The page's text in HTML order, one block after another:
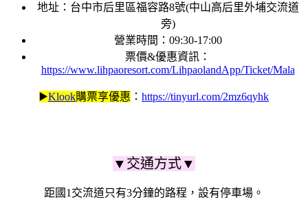
地址：台中市后里區福容路8號(中山高后里外埔交流道
旁)
營業時間：09:30-17:00
票價&優惠資訊：
https://www.lihpaoresort.com/LihpaolandApp/Ticket/Mala
▶️Klook購票享優惠 ： https://tinyurl.com/2mz6qyhk
▼交通方式▼
距國1交流道只有3分鐘的路程，設有停車場。